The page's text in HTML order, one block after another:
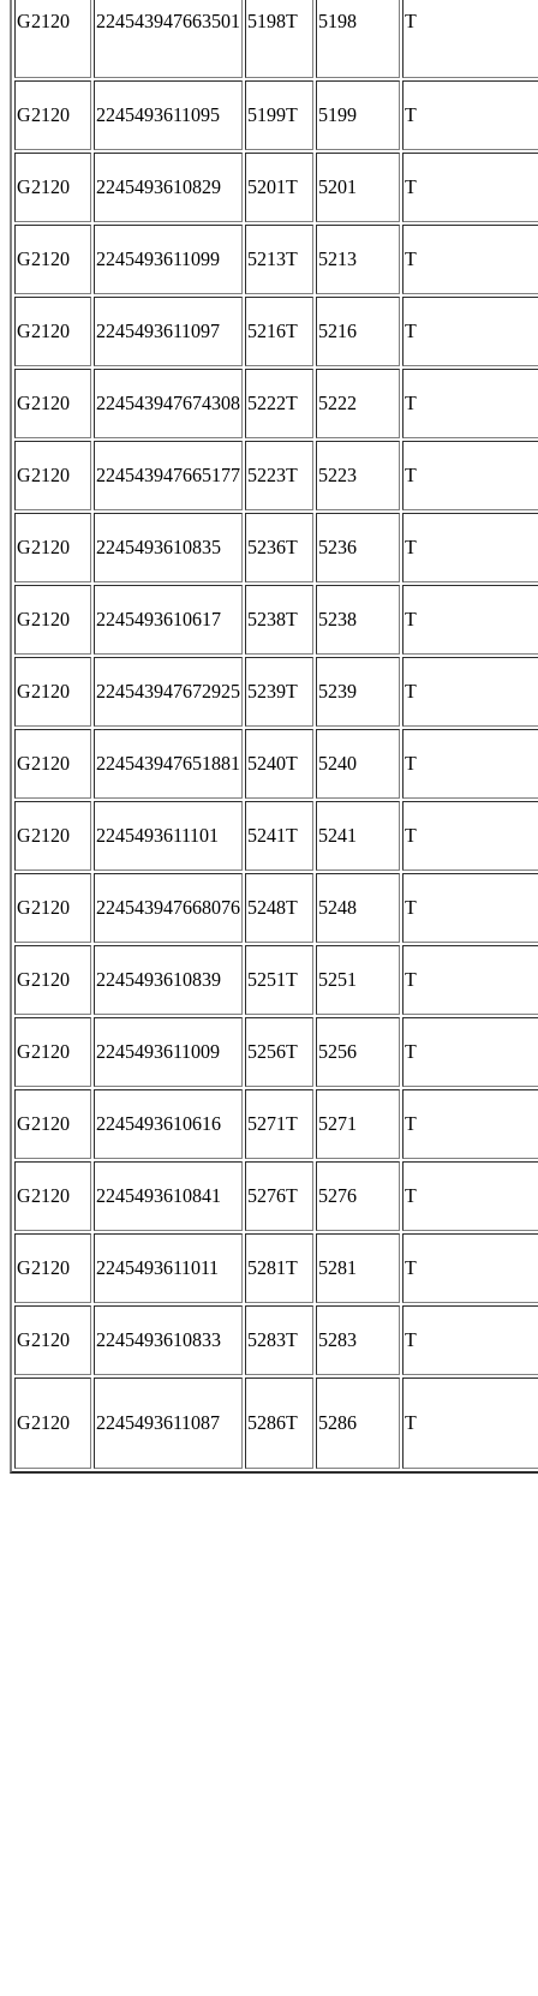
G2120 224543947663501 5198T 5198 T
G2120 2245493611095 5199T 5199 T
G2120 2245493610829 5201T 5201 T
G2120 2245493611099 5213T 5213 T
G2120 2245493611097 5216T 5216 T
G2120 224543947674308 5222T 5222 T
G2120 224543947665177 5223T 5223 T
G2120 2245493610835 5236T 5236 T
G2120 2245493610617 5238T 5238 T
G2120 224543947672925 5239T 5239 T
G2120 224543947651881 5240T 5240 T
G2120 2245493611101 5241T 5241 T
G2120 224543947668076 5248T 5248 T
G2120 2245493610839 5251T 5251 T
G2120 2245493611009 5256T 5256 T
G2120 2245493610616 5271T 5271 T
G2120 2245493610841 5276T 5276 T
G2120 2245493611011 5281T 5281 T
G2120 2245493610833 5283T 5283 T
G2120 2245493611087 5286T 5286 T